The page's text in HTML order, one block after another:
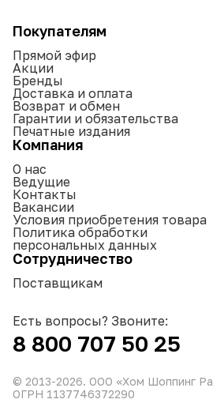
Покупателям
Прямой эфир
Акции
Бренды
Доставка и оплата
Возврат и обмен
Гарантии и обязательства
Печатные издания
Компания
О нас
Ведущие
Контакты
Вакансии
Условия приобретения товара
Политика обработки
персональных данных
Сотрудничество
Поставщикам
Есть вопросы? Звоните:
8 800 707 50 25
© 2013-2026. ООО «Хом Шоппинг
ОГРН 1137746372290